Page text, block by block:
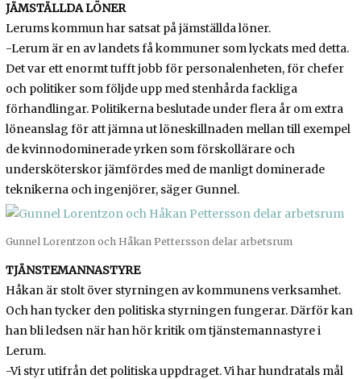
JÄMSTÄLLDA LÖNER
Lerums kommun har satsat på jämställda löner.
-Lerum är en av landets få kommuner som lyckats med detta.
Det var ett enormt tufft jobb för personalenheten, för chefer
och politiker som följde upp med stenhårda fackliga
förhandlingar. Politikerna beslutade under flera år om extra
löneanslag för att jämna ut löneskillnaden mellan till exempel
de kvinnodominerade yrken som förskollärare och
undersköterskor jämfördes med de manligt dominerade
teknikerna och ingenjörer, säger Gunnel.
Gunnel Lorentzon och Håkan Pettersson delar arbetsrum
TJÄNSTEMANNASTYRE
Håkan är stolt över styrningen av kommunens verksamhet.
Och han tycker den politiska styrningen fungerar. Därför kan
han bli ledsen när han hör kritik om tjänstemannastyre i
Lerum.
-Vi styr utifrån det politiska uppdraget. Vi har hundratals mål